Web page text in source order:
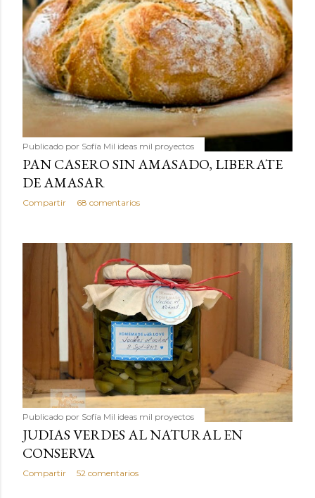
Publicado por Sofía Mil ideas mil proyectos
PAN CASERO SIN AMASADO, LIBERATE
DE AMASAR
Compartir 68 comentarios
Publicado por Sofía Mil ideas mil proyectos
JUDIAS VERDES AL NATURAL EN
CONSERVA
Compartir 52 comentarios